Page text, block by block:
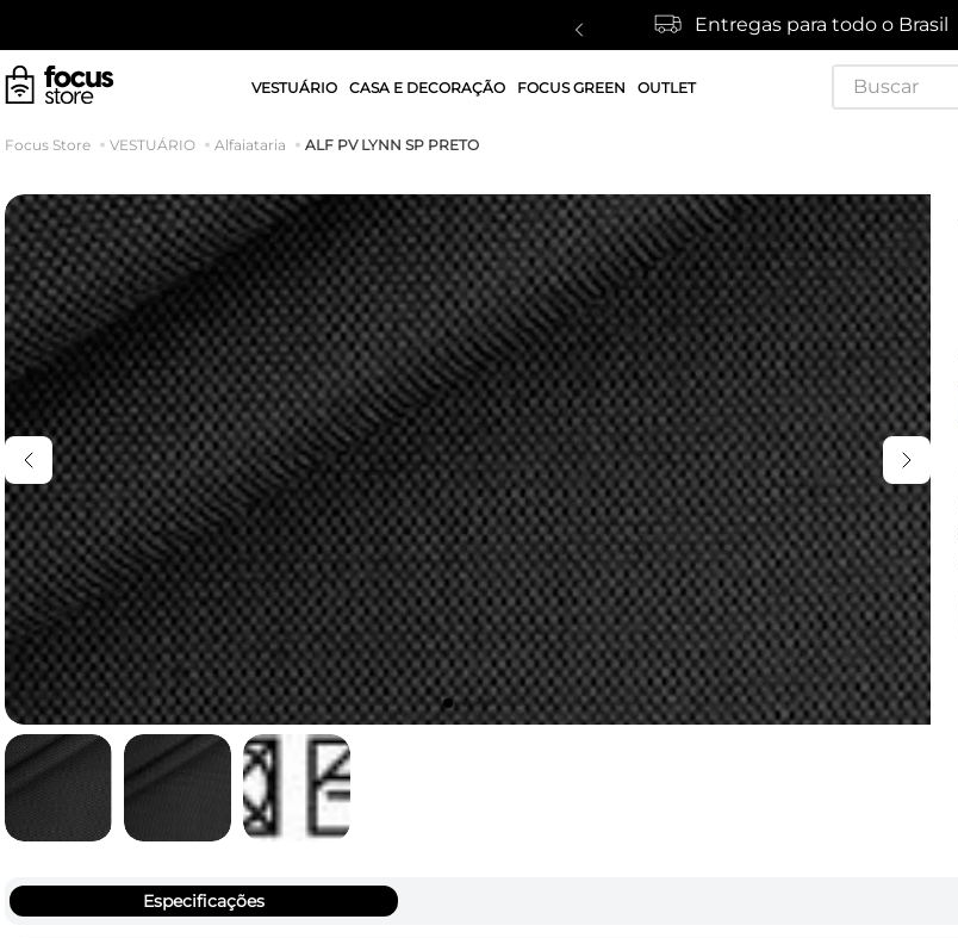
Entregas para todo o Brasil
VESTUÁRIO CASA E DECORAÇÃO FOCUS GREEN OUTLET
Buscar
VESTUÁRIO Alfaiataria ALF PV LYNN SP PRETO
Especificações